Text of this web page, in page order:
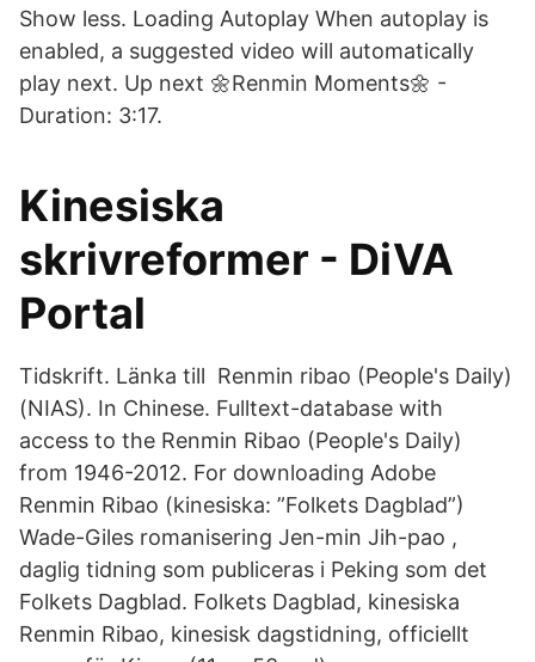
Show less. Loading Autoplay When autoplay is
enabled, a suggested video will automatically
play next. Up next 🌼Renmin Moments🌼 -
Duration: 3:17.
Kinesiska
skrivreformer - DiVA
Portal
Tidskrift. Länka till Renmin ribao (People's Daily)
(NIAS). In Chinese. Fulltext-database with
access to the Renmin Ribao (People's Daily)
from 1946-2012. For downloading Adobe
Renmin Ribao (kinesiska: ”Folkets Dagblad”)
Wade-Giles romanisering Jen-min Jih-pao ,
daglig tidning som publiceras i Peking som det
Folkets Dagblad. Folkets Dagblad, kinesiska
Renmin Ribao, kinesisk dagstidning, officiellt